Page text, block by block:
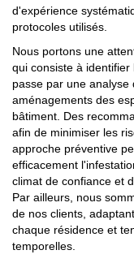
d'expérience
protocoles utilisés.
Nous portons une
qui consiste à
passe par une
aménagements des
bâtiment. Des
afin de minimiser les
approche préventive
efficacement
climat de confiance et
Par ailleurs, nous
de nos clients,
chaque résidence et
temporelles.